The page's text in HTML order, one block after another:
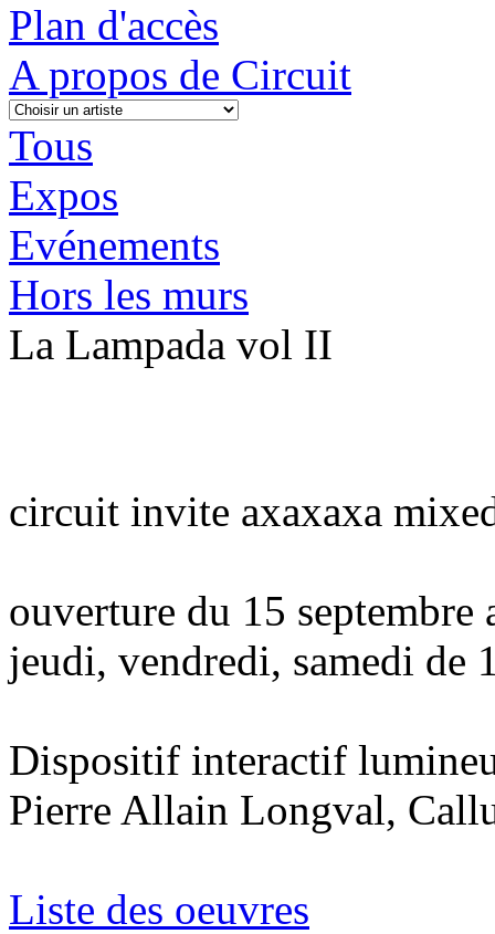
Plan d'accès
A propos de Circuit
Tous
Expos
Evénements
Hors les murs
La Lampada vol II
circuit invite axaxaxa
ouverture du 15 septembre
jeudi, vendredi, samedi de
Dispositif interactif
Pierre Allain Longval,
Liste des oeuvres